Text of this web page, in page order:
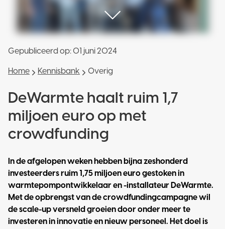
Gepubliceerd op: 01 juni 2024
Home Kennisbank Overig
DeWarmte haalt ruim 1,7
miljoen euro op met
crowdfunding
In de afgelopen weken hebben bijna zeshonderd
investeerders ruim 1,75 miljoen euro gestoken in
warmtepompontwikkelaar en -installateur DeWarmte.
Met de opbrengst van de crowdfundingcampagne wil
de scale-up versneld groeien door onder meer te
investeren in innovatie en nieuw personeel. Het doel is